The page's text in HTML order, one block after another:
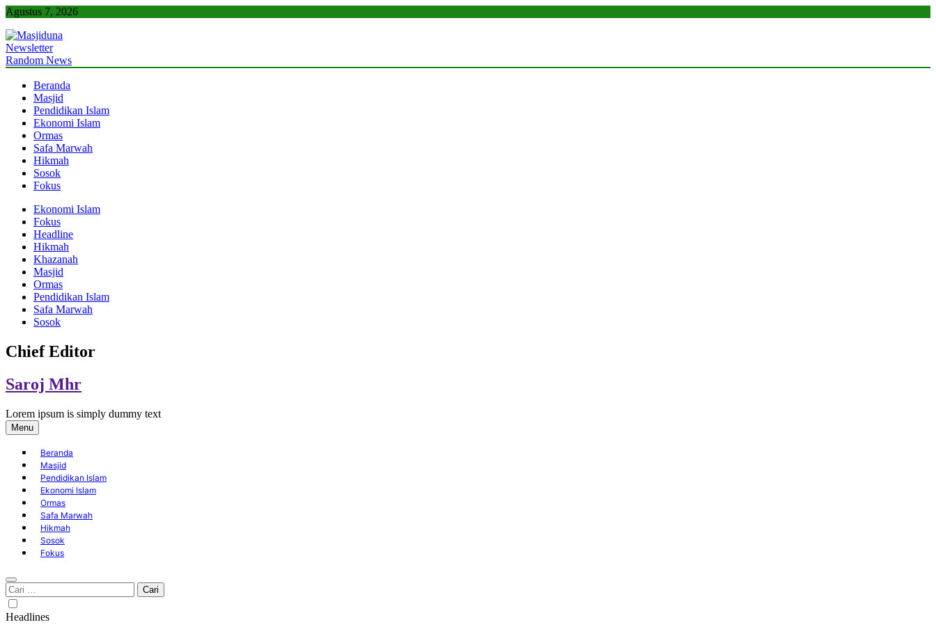
Skip
content
Agustus 7, 2026
Masjiduna
Referensi Berita Islam Indonesia
Newsletter
Random News
Beranda
Masjid
Pendidikan Islam
Ekonomi Islam
Ormas
Safa Marwah
Hikmah
Sosok
Fokus
Ekonomi Islam
Fokus
Headline
Hikmah
Khazanah
Masjid
Ormas
Pendidikan Islam
Safa Marwah
Sosok
Chief Editor
Saroj Mhr
Lorem ipsum is simply dummy text
Menu
Beranda
Masjid
Pendidikan Islam
Ekonomi Islam
Ormas
Safa Marwah
Hikmah
Sosok
Fokus
Cari
untuk:
Headlines